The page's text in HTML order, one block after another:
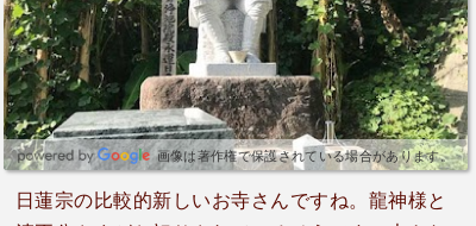
画像は著作権で保護されている場合があります。
日蓮宗の比較的新しいお寺さんですね。龍神様と